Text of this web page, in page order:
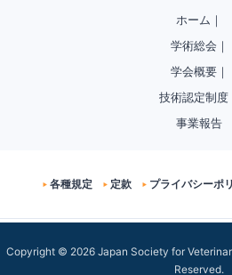
ホーム ｜
学術総会 ｜
学会概要｜
技術認定制度
事業報告
各種規定 定款 プライバシーポ
Copyright © 2026 Japan Society for
Reserved.